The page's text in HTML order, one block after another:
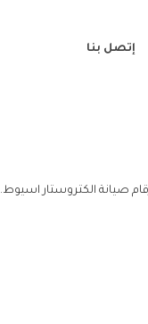
إتصل بنا
صيانة الكتروستار اسيوط.